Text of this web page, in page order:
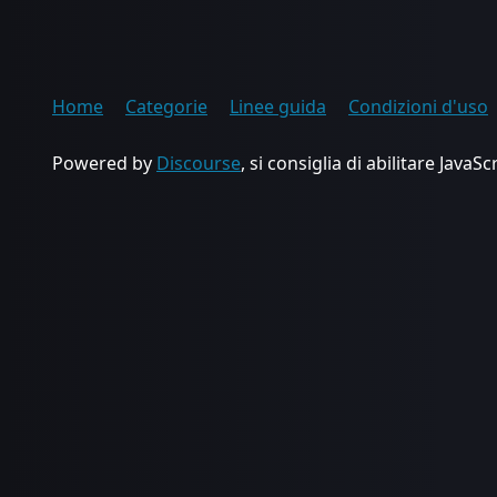
Home Categorie Linee guida Condizioni d'uso
Powered by Discourse, si consiglia di abilitare